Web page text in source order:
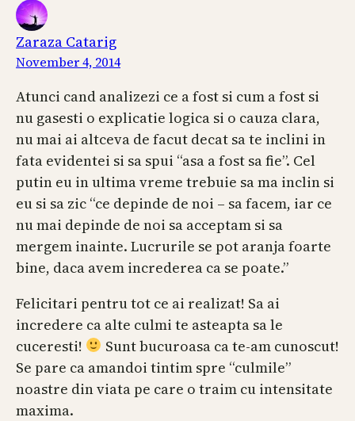
Zaraza Catarig
November 4, 2014
Atunci cand analizezi ce a fost si cum a fost si
nu gasesti o explicatie logica si o cauza clara,
nu mai ai altceva de facut decat sa te inclini in
fata evidentei si sa spui “asa a fost sa fie”. Cel
putin eu in ultima vreme trebuie sa ma inclin si
eu si sa zic “ce depinde de noi – sa facem, iar ce
nu mai depinde de noi sa acceptam si sa
mergem inainte. Lucrurile se pot aranja foarte
bine, daca avem increderea ca se poate.”
Felicitari pentru tot ce ai realizat! Sa ai
incredere ca alte culmi te asteapta sa le
cuceresti!
Sunt bucuroasa ca te-am cunoscut!
Se pare ca amandoi tintim spre “culmile”
noastre din viata pe care o traim cu intensitate
maxima.